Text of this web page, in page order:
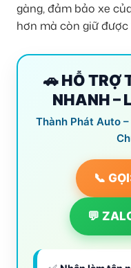
gàng, đảm bảo xe
hơn mà còn giữ
🚗 HỖ TRỢ
NHANH –
Thành Phát Auto
📞
💬